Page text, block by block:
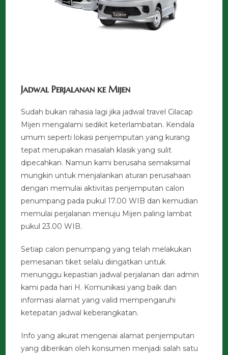
Jadwal Perjalanan ke Mijen
Sudah bukan rahasia lagi jika jadwal travel Cilacap
Mijen mengalami sedikit keterlambatan. Kendala
umum seperti lokasi penjemputan yang kurang
tepat merupakan masalah klasik yang sulit
dipecahkan. Namun kami berusaha semaksimal
mungkin untuk menjalankan aturan perusahaan
dengan memulai aktivitas penjemputan calon
penumpang pada pukul 17.00 WIB dan kemudian
memulai perjalanan menuju Mijen paling lambat
pukul 23.00 WIB.
Setiap calon penumpang yang telah melakukan
pemesanan tiket selalu diingatkan untuk
menunggu kepastian jadwal perjalanan dari admin
kami pada hari H. Komunikasi yang baik dan
informasi alamat yang valid mempengaruhi
ketepatan jadwal keberangkatan.
Info yang akurat mengenai alamat penjemputan
yang diberikan oleh konsumen menjadi salah satu